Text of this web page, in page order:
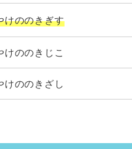
けののきぎす
けののきじこ
けののきざし